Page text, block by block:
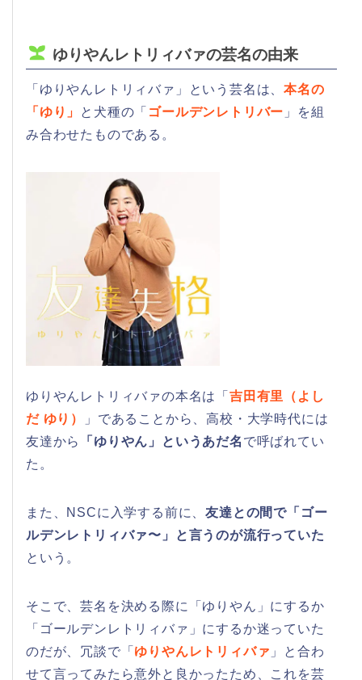
ゆりやんレトリィバァの芸名の由来
「ゆりやんレトリィバァ」という芸名は、本名の
「ゆり」
と犬種の「 ゴールデンレトリバー 」を組
み合わせたものである。
ゆりやんレトリィバァの本名は「 吉田有里（よし
だ ゆり）
」であることから、高校・大学時代には
友達から
「ゆりやん」というあだ名 で呼ばれてい
た。
また、NSCに入学する前に、友達との間で「ゴー
ルデンレトリィバァ〜」と言うのが流行っていた
という。
そこで、芸名を決める際に「ゆりやん」にするか
「ゴールデンレトリィバァ」にするか迷っていた
のだが、冗談で「 ゆりやんレトリィバァ 」と合わ
せて言ってみたら意外と良かったため、これを芸